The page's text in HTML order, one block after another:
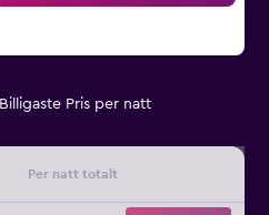
Billigaste Pris per natt
Per natt totalt